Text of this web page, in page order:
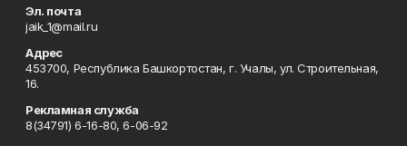
Эл. почта
jaik_1@mail.ru
Адрес
453700, Республика Башкортостан, г. Учалы, ул. Строительная,
16.
Рекламная служба
8(34791) 6-16-80, 6-06-92